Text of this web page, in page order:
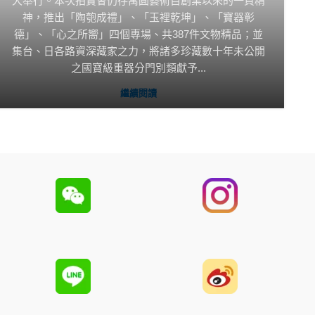
神，推出「陶匏成禮」、「玉裡乾坤」、「寶器彰
德」、「心之所嚮」四個專場、共387件文物精品；並
集台、日各路資深藏家之力，將諸多珍藏數十年未公開
之國寶級重器分門別類獻予...
繼續閱讀